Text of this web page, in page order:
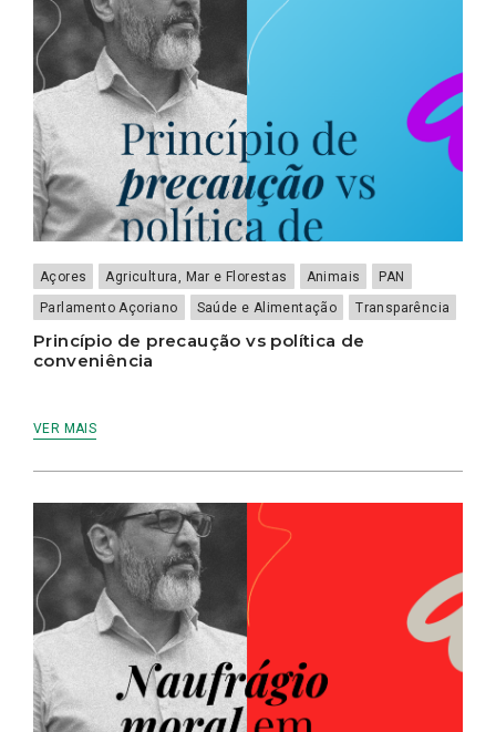
Açores Agricultura, Mar e Florestas Animais
PAN
Parlamento Açoriano
Saúde e Alimentação Transparência
Princípio de precaução vs política de
conveniência
VER MAIS